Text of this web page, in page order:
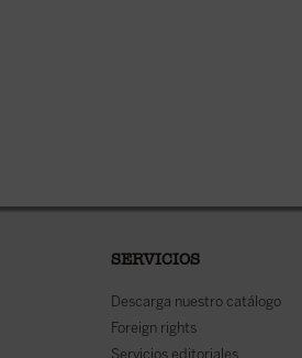
SERVICIOS
Descarga nuestro catálogo
Foreign rights
Servicios editoriales